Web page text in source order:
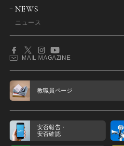
NEWS
ニュース
MAIL MAGAZINE
教職員ページ
安否報告・
安否確認